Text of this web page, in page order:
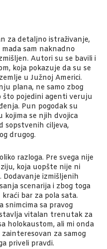
za detaljno istraživanje,
sam naknadno
Autori su se bavili i
koja pokazuje da su se
u Južnoj Americi.
plana, ne samo zbog
što pojedini agenti veruju
Pun pogodak su
kojima se njih dvojica
sopstvenih ciljeva,
drugog.
razloga. Pre svega nije
koja uopšte nije ni
izmišljenih
scenarija i zbog toga
bar za pola sata.
snimcima sa pravog
vitalan trenutak za
holokaustom, ali mi onda
za samog
priveli pravdi.